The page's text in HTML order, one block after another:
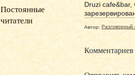
Постоянные
читатели
Druzi cafe&bar,
Автор: Разговорный
Комментариев